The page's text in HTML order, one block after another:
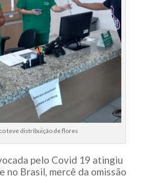
teve distribuição de flores
pelo Covid 19 atingiu
no Brasil, mercê da omissão